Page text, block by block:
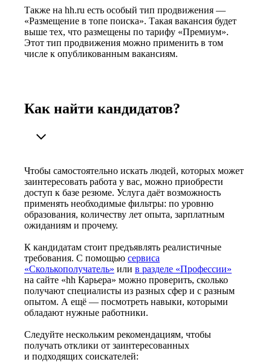
Также на hh.ru есть особый тип продвижения —
«Размещение в топе поиска». Такая вакансия будет
выше тех, что размещены по тарифу «Премиум».
Этот тип продвижения можно применить в том
числе к опубликованным вакансиям.
Как найти кандидатов?
Чтобы самостоятельно искать людей, которых может
заинтересовать работа у вас, можно приобрести
доступ к базе резюме. Услуга даёт возможность
применять необходимые фильтры: по уровню
образования, количеству лет опыта, зарплатным
ожиданиям и прочему.
К кандидатам стоит предъявлять реалистичные
требования. С помощью сервиса
«Сколькополучатель» или в разделе «Профессии»
на сайте «hh Карьера» можно проверить, сколько
получают специалисты из разных сфер и с разным
опытом. А ещё — посмотреть навыки, которыми
обладают нужные работники.
Следуйте нескольким рекомендациям, чтобы
получать отклики от заинтересованных
и подходящих соискателей: